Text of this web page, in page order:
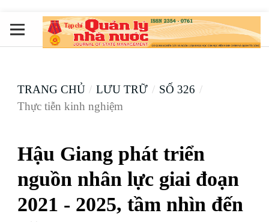
TRANG CHỦ / LƯU TRỮ / SỐ 326 /
Thực tiễn kinh nghiệm
Hậu Giang phát triển
nguồn nhân lực giai đoạn
2021 - 2025, tầm nhìn đến